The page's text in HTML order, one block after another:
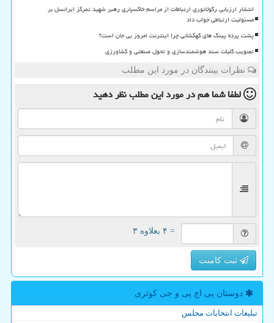
انتشار ارزیابی رگولاتوری ارتباطات از مراسم خاکسپاری رهبر شهید تمرکز ایرانسل بر
مسئولیت ارتباطی جواب داد
پشت پرده پینگ های کهکشانی چرا اینترنت امروز بی جان است؟
تصویب کلیات سند هوشمندسازی و تحول صنعتی و کشاورزی
نظرات بینندگان در مورد این مطلب
لطفا شما همدر مورد این مطلبنظر دهید
= ۴ بعلاوه ۳
ثبت کامنت
دوستان پی اچ پی و جی كوئری
تبلیغات انتخابات مجلس